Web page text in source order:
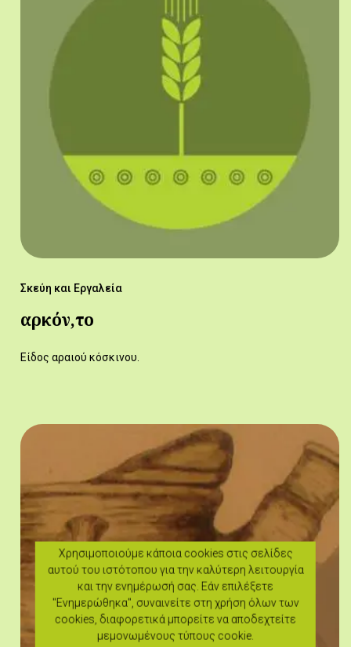
Σκεύη και Εργαλεία
αρκόν,το
Είδος αραιού κόσκινου.
Χρησιμοποιούμε κάποια cookies στις σελίδες
αυτού του ιστότοπου για την καλύτερη λειτουργία
και την ενημέρωσή σας. Εάν επιλέξετε
"Ενημερώθηκα", συναινείτε στη χρήση όλων των
cookies, διαφορετικά μπορείτε να αποδεχτείτε
μεμονωμένους τύπους cookie.